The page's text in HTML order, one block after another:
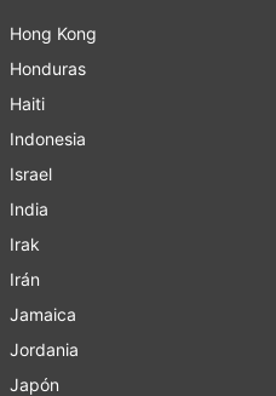
Hong Kong
Honduras
Haiti
Indonesia
Israel
India
Irak
Irán
Jamaica
Jordania
Japón